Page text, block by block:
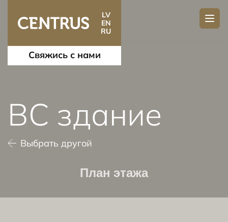
LV
EN
RU
Свяжись с нами
BC здание
Выбрать другой
План этажа